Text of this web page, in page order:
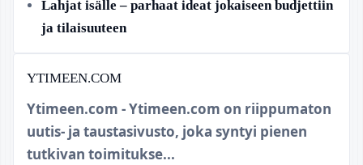
Lahjat isälle – parhaat ideat jokaiseen budjettiin
ja tilaisuuteen
YTIMEEN.COM
Ytimeen.com - Ytimeen.com on riippumaton
uutis- ja taustasivusto, joka syntyi pienen
tutkivan toimitukse...